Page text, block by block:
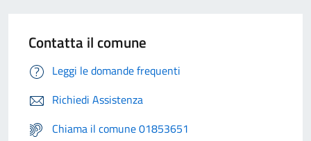
Contatta il comune
Leggi le domande frequenti
Richiedi Assistenza
Chiama il comune 01853651